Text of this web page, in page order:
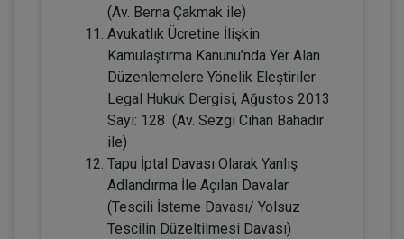
Kişiler Hukuku - IV. Medeni Hukuk
Kongresi - I. Oturum
360 TL Sepete Ekle
(Av. Berna Çakmak ile)
Avukatlık Ücretine İlişkin
Kamulaştırma Kanunu’nda Yer Alan
Düzenlemelere Yönelik Eleştiriler
Legal Hukuk Dergisi, Ağustos 2013
Sayı: 128 (Av. Sezgi Cihan Bahadır
ile)
Tapu İptal Davası Olarak Yanlış
Adlandırma İle Açılan Davalar
(Tescili İsteme Davası/ Yolsuz
Tescilin Düzeltilmesi Davası)